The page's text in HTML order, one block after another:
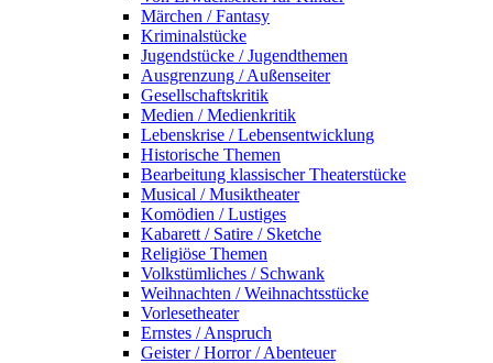
Märchen / Fantasy
Kriminalstücke
Jugendstücke / Jugendthemen
Ausgrenzung / Außenseiter
Gesellschaftskritik
Medien / Medienkritik
Lebenskrise / Lebensentwicklung
Historische Themen
Bearbeitung klassischer Theaterstücke
Musical / Musiktheater
Komödien / Lustiges
Kabarett / Satire / Sketche
Religiöse Themen
Volkstümliches / Schwank
Weihnachten / Weihnachtsstücke
Vorlesetheater
Ernstes / Anspruch
Geister / Horror / Abenteuer